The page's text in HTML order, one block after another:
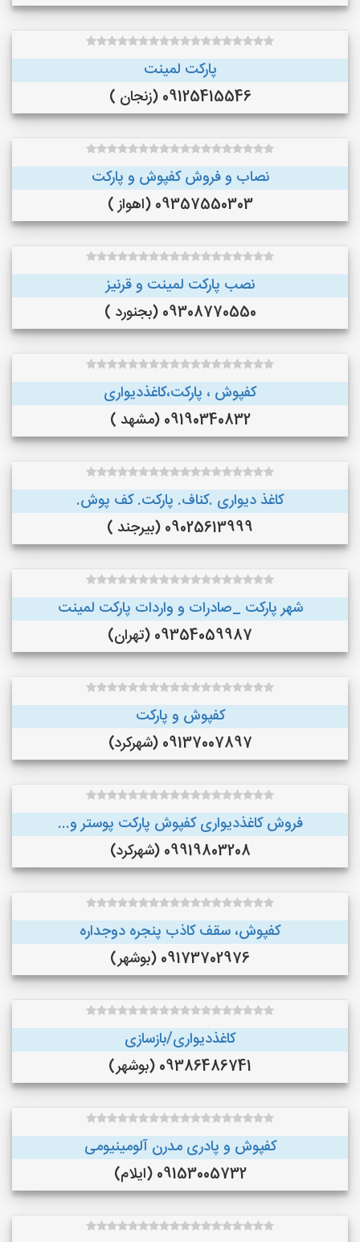
پارکت لمینت
09125415546 (زنجان )
نصاب و فروش کفپوش و پارکت
09357550303 (اهواز )
نصب پارکت لمینت و قرنیز
09308770550 (بجنورد )
کفپوش ، پارکت،کاغذدیواری
09190340832 (مشهد )
کاغذ دیواری .کناف. پارکت. کف پوش.
09025613999 (بیرجند )
شهر پارکت _صادرات و واردات پارکت لمینت
09354059987 (تهران)
کفپوش و پارکت
09137007897 (شهرکرد)
فروش کاغذدیواری کفپوش پارکت پوستر و...
09919803208 (شهرکرد)
کفپوش، سقف کاذب پنجره دوجداره
09173702976 (بوشهر)
کاغذدیواری/بازسازی
09386486741 (بوشهر)
کفپوش و پادری مدرن آلومینیومی
09153005732 (ایلام)